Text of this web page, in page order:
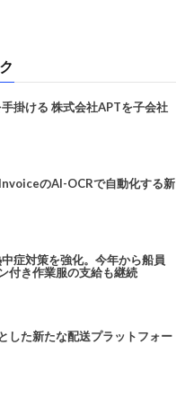
掛ける 株式会社APTを子会社
のAI-OCRで自動化する新
症対策を強化。今年から船員
付き作業服の支給も継続
した新たな配送プラットフォー